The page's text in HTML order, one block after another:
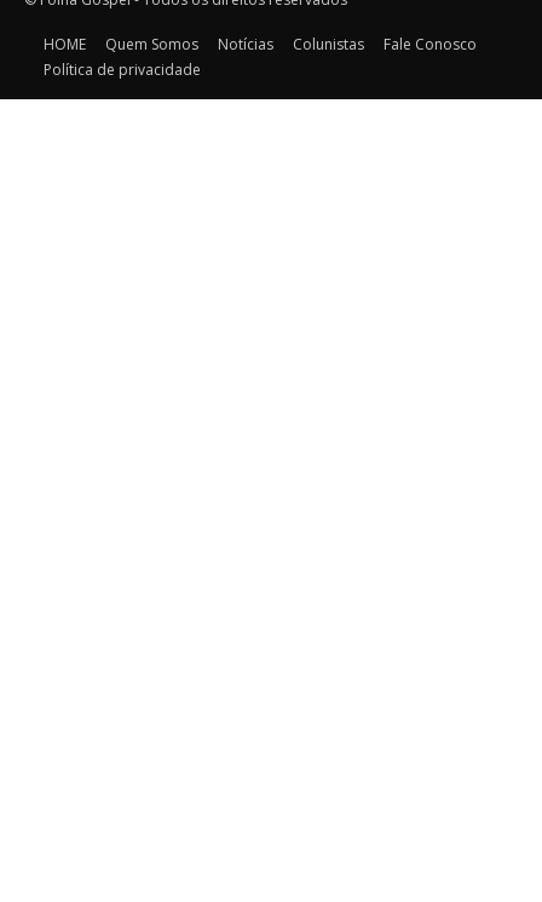
HOME Quem Somos Notícias Colunistas
Fale Conosco
Política de privacidade